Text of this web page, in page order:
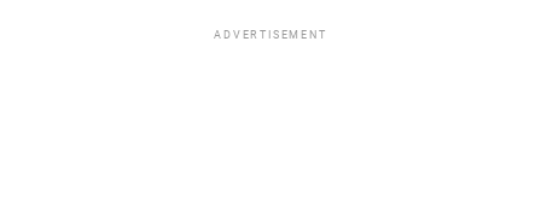
ADVERTISEMENT